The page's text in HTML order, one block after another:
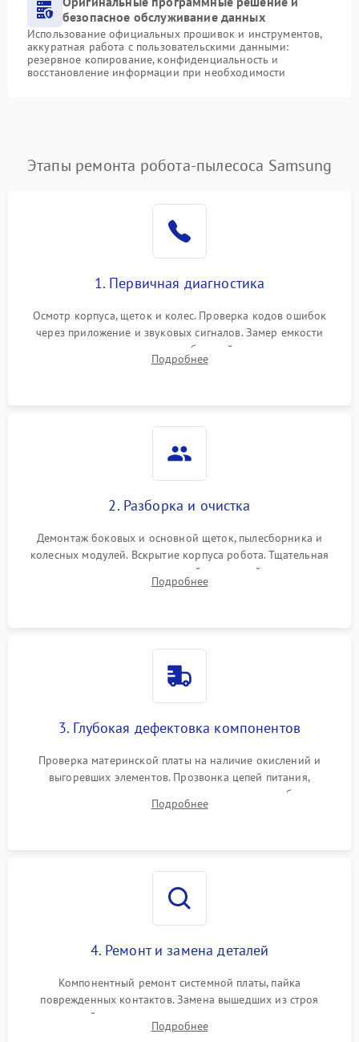
безопасное обслуживание данных
Использование официальных прошивок и инструментов,
аккуратная работа с пользовательскими данными:
резервное копирование, конфиденциальность и
восстановление информации при необходимости
Этапы ремонта робота-пылесоса Samsung
1. Первичная диагностика
Осмотр корпуса, щеток и колес. Проверка кодов ошибок
через приложение и звуковых сигналов. Замер емкости
аккумулятора и тестирование базовой станции зарядки.
Оценка работы лидара, бампера и датчиков падения для
Подробнее
2. Разборка и очистка
Демонтаж боковых и основной щеток, пылесборника и
колесных модулей. Вскрытие корпуса робота. Тщательная
очистка внутренних полостей, шестерней и плат от
скопившейся пыли, волос и шерсти животных с
Подробнее
3. Глубокая дефектовка компонентов
Проверка материнской платы на наличие окислений и
выгоревших элементов. Прозвонка цепей питания,
тестирование приводных моторов колес и турбины
всасывания. Оценка состояния оптических и инфракрасных
Подробнее
4. Ремонт и замена деталей
Компонентный ремонт системной платы, пайка
поврежденных контактов. Замена вышедших из строя
двигателей, изношенного аккумулятора, неисправного
лидара или помпы подачи воды. Восстановление шлейфов и
Подробнее